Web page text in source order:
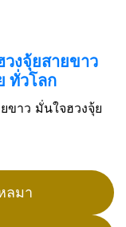
งจุ้ยสายขาว
ทั่วโลก
ขาว มั่นใจฮวงจุ้ย
ลมา